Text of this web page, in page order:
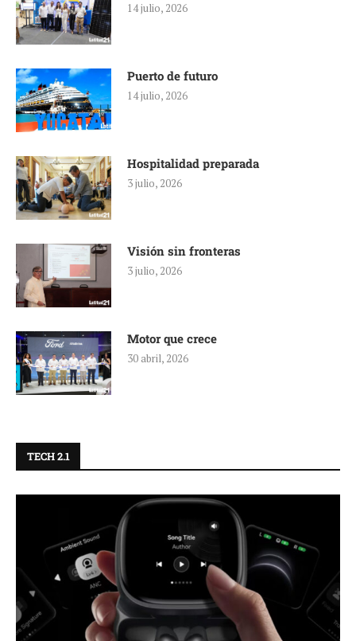
14 julio, 2026
Puerto de futuro
14 julio, 2026
Hospitalidad preparada
3 julio, 2026
Visión sin fronteras
3 julio, 2026
Motor que crece
30 abril, 2026
TECH 2.1